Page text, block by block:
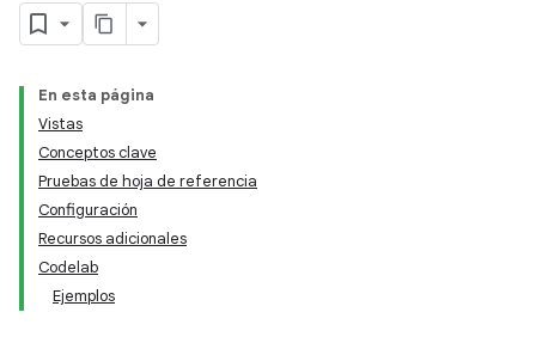
En esta página
Vistas
Conceptos clave
Pruebas de hoja de referencia
Configuración
Recursos adicionales
Codelab
Ejemplos